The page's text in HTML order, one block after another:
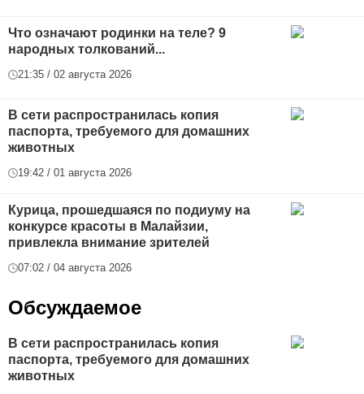
Что означают родинки на теле? 9
народных толкований...
21:35 / 02 августа 2026
В сети распространилась копия
паспорта, требуемого для домашних
животных
19:42 / 01 августа 2026
Курица, прошедшаяся по подиуму на
конкурсе красоты в Малайзии,
привлекла внимание зрителей
07:02 / 04 августа 2026
Обсуждаемое
В сети распространилась копия
паспорта, требуемого для домашних
животных